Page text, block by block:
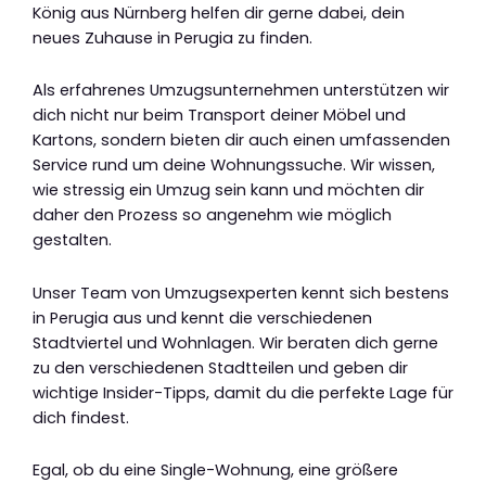
König aus Nürnberg helfen dir gerne dabei, dein
neues Zuhause in Perugia zu finden.
Als erfahrenes Umzugsunternehmen unterstützen wir
dich nicht nur beim Transport deiner Möbel und
Kartons, sondern bieten dir auch einen umfassenden
Service rund um deine Wohnungssuche. Wir wissen,
wie stressig ein Umzug sein kann und möchten dir
daher den Prozess so angenehm wie möglich
gestalten.
Unser Team von Umzugsexperten kennt sich bestens
in Perugia aus und kennt die verschiedenen
Stadtviertel und Wohnlagen. Wir beraten dich gerne
zu den verschiedenen Stadtteilen und geben dir
wichtige Insider-Tipps, damit du die perfekte Lage für
dich findest.
Egal, ob du eine Single-Wohnung, eine größere